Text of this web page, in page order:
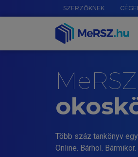
SZERZŐKNEK
Több száz tankönyv
Online. Bárhol. Bármikor.